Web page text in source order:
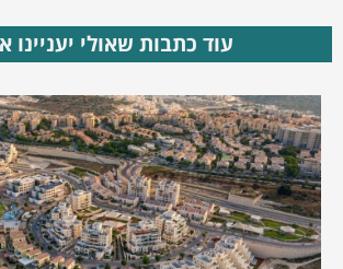
עוד כתבות שאולי יעניינו